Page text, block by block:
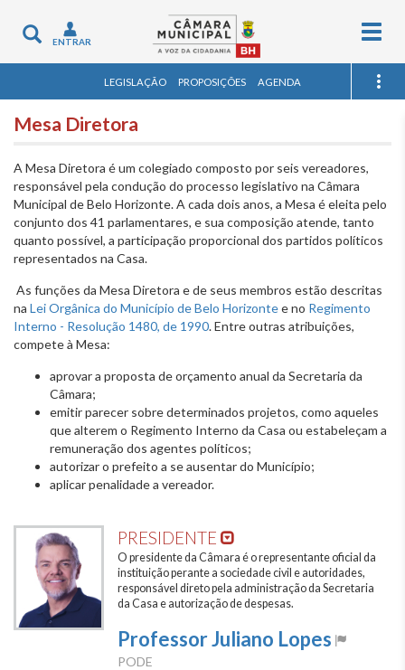
Toggle
navigation
ENTRAR
LEGISLAÇÃO PROPOSIÇÕES AGENDA
Mesa Diretora
A Mesa Diretora é um colegiado composto por seis vereadores,
responsável pela condução do processo legislativo na Câmara
Municipal de Belo Horizonte. A cada dois anos, a Mesa é eleita pelo
conjunto dos 41 parlamentares, e sua composição atende, tanto
quanto possível, a participação proporcional dos partidos políticos
representados na Casa.
As funções da Mesa Diretora e de seus membros estão descritas
na Lei Orgânica do Município de Belo Horizontee no Regimento
Interno - Resolução 1480, de 1990. Entre outras atribuições,
compete à Mesa:
aprovar a proposta de orçamento anual da Secretaria da
Câmara;
emitir parecer sobre determinados projetos, como aqueles
que alterem o Regimento Interno da Casa ou estabeleçam a
remuneração dos agentes políticos;
autorizar o prefeito a se ausentar do Município;
aplicar penalidade a vereador.
PRESIDENTE
O presidente da Câmara é o representante oficial da
instituição perante a sociedade civil e autoridades,
responsável direto pela administração da Secretaria
da Casa e autorização de despesas.
Professor Juliano Lopes
PODE